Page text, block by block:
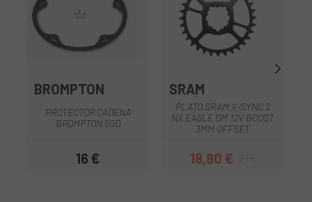
BROMPTON
PROTECTOR CADENA
BROMPTON 50D
Precio
16 €
SRAM
PLATO SRAM X-SYNC 2
NX EAGLE DM 12V BOOST
3MM OFFSET
Precio
18,90 €Precio regular